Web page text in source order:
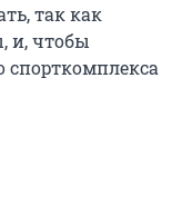
так как
и, чтобы
спорткомплекса